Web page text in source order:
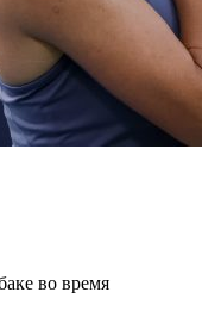
во время